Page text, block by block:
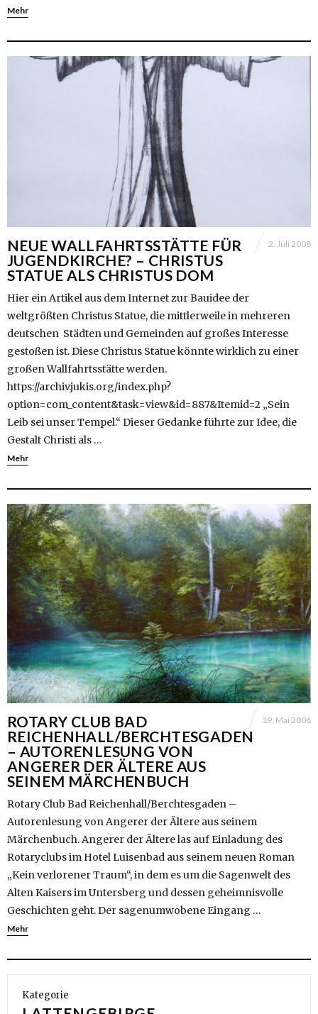
Mehr
NEUE WALLFAHRTSSTÄTTE FÜR
JUGENDKIRCHE? – CHRISTUS
STATUE ALS CHRISTUS DOM
2. Juli 2008
Hier ein Artikel aus dem Internet zur Bauidee der
weltgrößten Christus Statue, die mittlerweile in mehreren
deutschen Städten und Gemeinden auf großes Interesse
gestoßen ist. Diese Christus Statue könnte wirklich zu einer
großen Wallfahrtsstätte werden.
https://archiv.jukis.org/index.php?
option=com_content&task=view&id=887&Itemid=2 „Sein
Leib sei unser Tempel.“ Dieser Gedanke führte zur Idee, die
Gestalt Christi als …
Mehr
ROTARY CLUB BAD
REICHENHALL/BERCHTESGADEN
– AUTORENLESUNG VON
ANGERER DER ÄLTERE AUS
SEINEM MÄRCHENBUCH
19. Mai 2006
Rotary Club Bad Reichenhall/Berchtesgaden –
Autorenlesung von Angerer der Ältere aus seinem
Märchenbuch. Angerer der Ältere las auf Einladung des
Rotaryclubs im Hotel Luisenbad aus seinem neuen Roman
„Kein verlorener Traum“, in dem es um die Sagenwelt des
Alten Kaisers im Untersberg und dessen geheimnisvolle
Geschichten geht. Der sagenumwobene Eingang …
Mehr
Kategorie